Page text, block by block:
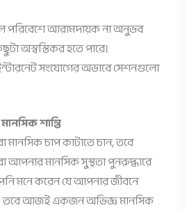
পরিবেশে আরামদায়ক না অনুভব
অস্বস্তিকর হতে পারে।
ইন্টারনেট সংযোগের অভাবে সেশনগুলো
শান্তি
চাপ কাটাতে চান, তবে
আপনার মানসিক সুস্থতা পুনরুদ্ধারে
মনে করেন যে আপনার জীবনে
তবে আজই একজন অভিজ্ঞ মানসিক